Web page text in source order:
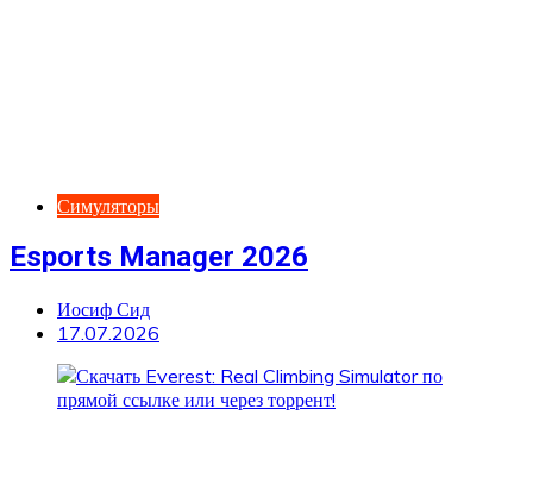
Симуляторы
Esports Manager 2026
Иосиф Сид
17.07.2026